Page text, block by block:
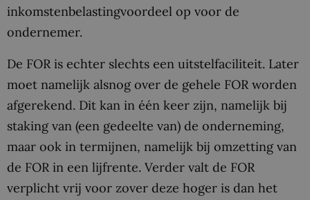
inkomstenbelastingvoordeel op voor de
ondernemer.
De FOR is echter slechts een uitstelfaciliteit. Later
moet namelijk alsnog over de gehele FOR worden
afgerekend. Dit kan in één keer zijn, namelijk bij
staking van (een gedeelte van) de onderneming,
maar ook in termijnen, namelijk bij omzetting van
de FOR in een lijfrente. Verder valt de FOR
verplicht vrij voor zover deze hoger is dan het